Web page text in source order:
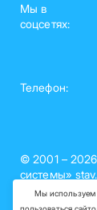
Мы используем
Мы в
соцсетях:
Телефон:
© 2001 –
системы»
nelset.com